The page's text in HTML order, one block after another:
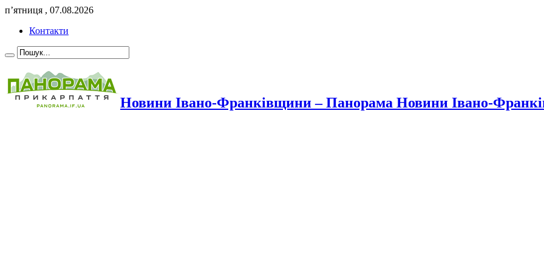
п’ятниця , 07.08.2026
Контакти
Новини Івано-Франківщини – Панорама Новини Івано-